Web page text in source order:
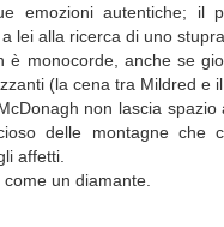
emozioni autentiche; il
lei alla ricerca di uno
è monocorde, anche se
(la cena tra Mildred
non lascia
delle montagne
affetti.
un diamante.